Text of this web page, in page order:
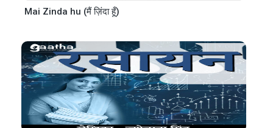
Mai Zinda hu (मैं ज़िंदा हूँ)